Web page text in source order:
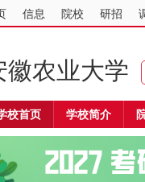
信息 院校 研招
徽农业大学
校首页 学校简介